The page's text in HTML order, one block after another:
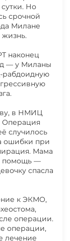
Но
срочной
Милане
жизнь.
наконец
— у Миланы
рабдоидную
в НМИЦ
Операция
случилось
ошибки при
Мама
помощь —
спасла
к ЭКМО,
операции.
операции,
лечение